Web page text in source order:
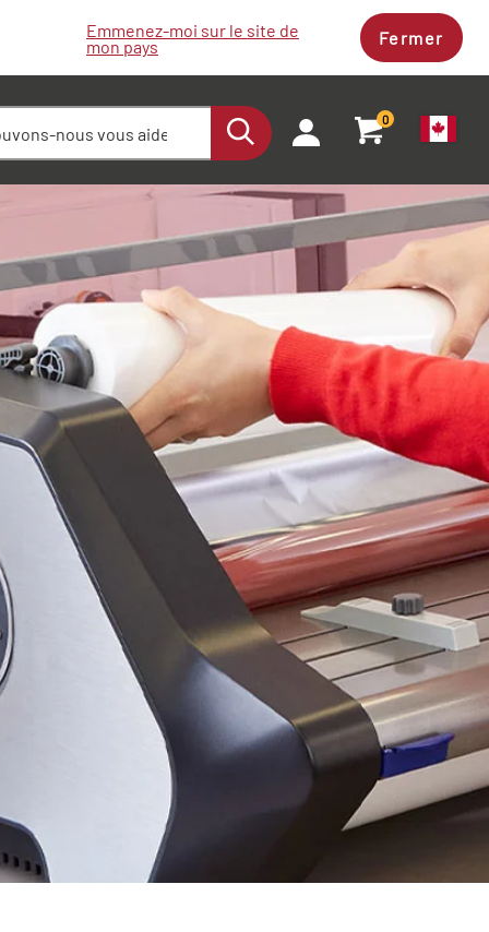
Emmenez-moi sur le site de
mon pays Fermer
0